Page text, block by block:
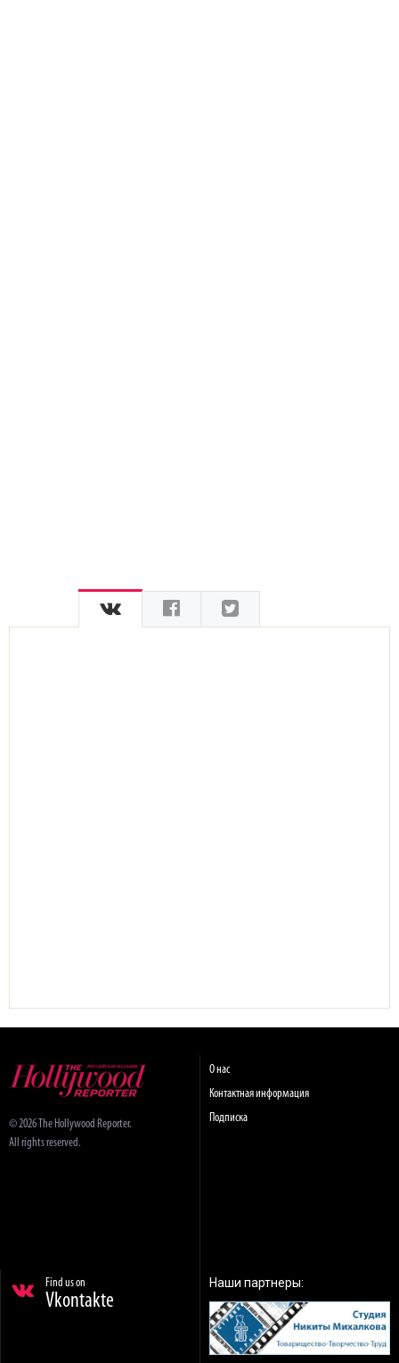
© 2026 The Hollywood Reporter.
All rights reserved.
О нас
Контактная информация
Подписка
Find us on
Vkontakte
Наши партнеры: